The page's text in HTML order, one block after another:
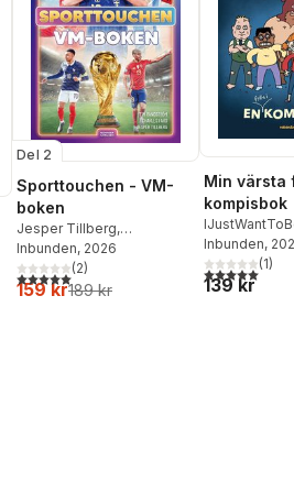
röster:
Del 2
Sporttouchen - VM-
boken
Jesper Tillberg,
Sporttouchen,Tim
Rangström
Inbunden, 2026
5,0utav 5 stjärnor. Totalt antal röster:
(2)
159 kr189 kr
Min värsta
kompisbok
Inbunden,
5,0utav 5(1)
139 kr